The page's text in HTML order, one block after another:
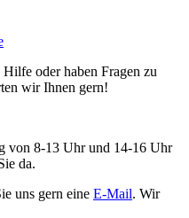
oder haben Fragen zu
wir Ihnen gern!
von 8-13 Uhr und 14-16 Uhr
da.
uns gern eine E-Mail. Wir